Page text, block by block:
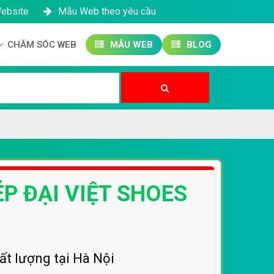
Mẫu Web theo yêu cầu
CHĂM SÓC WEB MẪU WEB BLOG
ĐẠI VIỆT SHOES
lượng tại Hà Nội